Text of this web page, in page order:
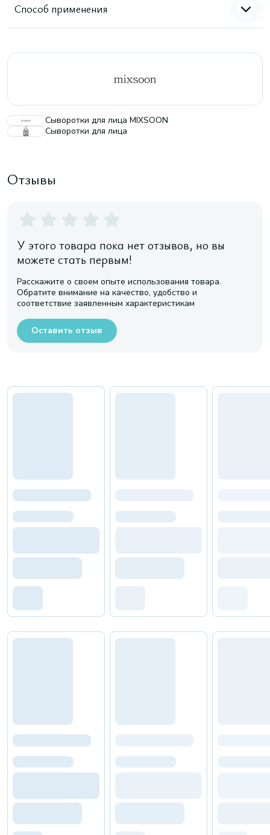
Способ применения
Сыворотки для лица MIXSOON
Сыворотки для лица
Отзывы
У этого товара пока нет отзывов, но вы
можете стать первым!
Расскажите о своем опыте использования товара.
Обратите внимание на качество, удобство и
соответствие заявленным характеристикам
Оставить отзыв